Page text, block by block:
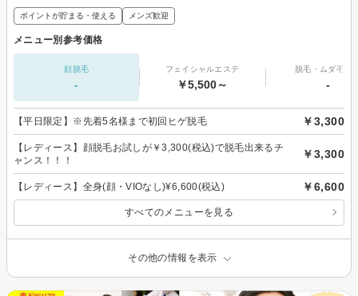
ポイントが貯まる・使える メンズ歓迎
メニュー別参考価格
顔脱毛
-
フェイシャルエステ
￥5,500～
脱毛・ムダ毛処
-
【平日限定】※先着5名様まで初回ヒゲ脱毛 ￥3,300
【レディース】顔脱毛お試しが￥3,300(税込)で脱毛出来るチ
ャンス！！！
￥3,300
【レディース】全身(顔・VIOなし)¥6,600(税込) ￥6,600
すべてのメニューを見る
その他の情報を表示